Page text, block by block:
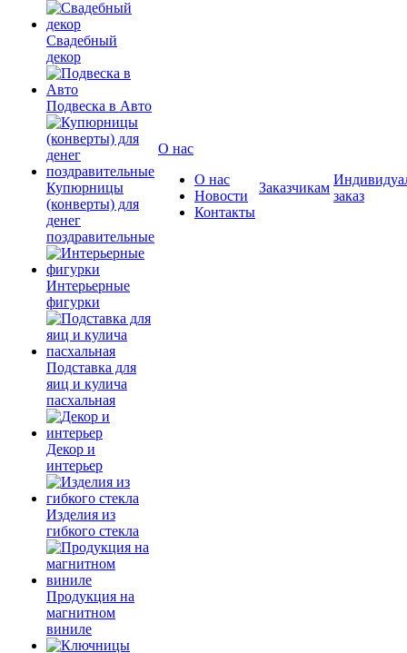
Свадебный
декор
Подвеска в Авто
Купюрницы
(конверты) для
денег
поздравительные
Интерьерные
фигурки
Подставка для
яиц и кулича
пасхальная
Декор и
интерьер
Изделия из
гибкого стекла
Продукция на
магнитном
виниле
О нас
О нас
Новости
Контакты
Заказчикам
заказ